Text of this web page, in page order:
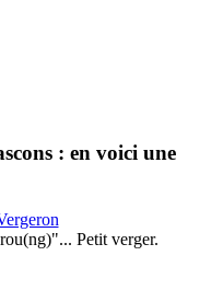
: en voici une
Petit verger.